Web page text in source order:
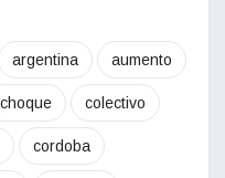
argentina aumento
choque colectivo
cordoba